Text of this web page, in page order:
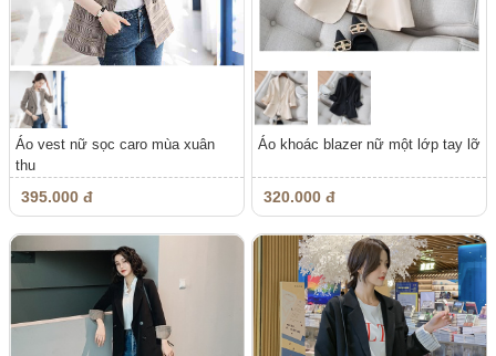
Áo vest nữ sọc caro mùa xuân
thu
395.000 đ
Áo khoác blazer nữ một lớp tay lỡ
320.000 đ